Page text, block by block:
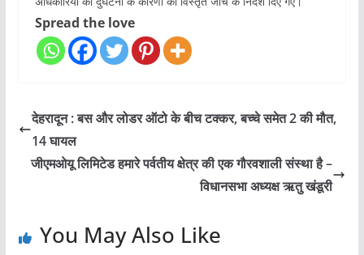
Spread the love
देहरादून : बस और लोडर ऑटो के बीच टक्कर, बच्चे समेत 2 की मौत,
14 घायल
जीएमओयू लिमिटेड हमारे पर्वतीय क्षेत्र की एक गौरवशाली संस्था है –
विधानसभा अध्यक्ष ऋतु खंडूरी
You May Also Like